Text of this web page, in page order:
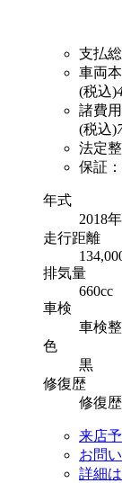
支払
車両
(税込)
諸費用
(税込)
法定
保証
年式
2018年
走行距離
排気量
660cc
車検
車検
色
黒
修復歴
修復
来店
お問
詳細